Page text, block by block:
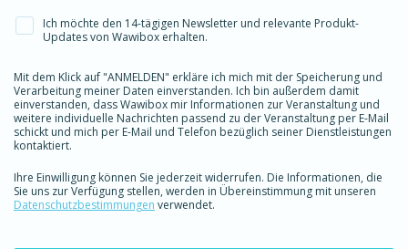
Ich möchte den 14-tägigen Newsletter und relevante Produkt-
Updates von Wawibox erhalten.
Mit dem Klick auf "ANMELDEN" erkläre ich mich mit der Speicherung und
Verarbeitung meiner Daten einverstanden. Ich bin außerdem damit
einverstanden, dass Wawibox mir Informationen zur Veranstaltung und
weitere individuelle Nachrichten passend zu der Veranstaltung per E-Mail
schickt und mich per E-Mail und Telefon bezüglich seiner Dienstleistungen
kontaktiert.
Ihre Einwilligung können Sie jederzeit widerrufen. Die Informationen, die
Sie uns zur Verfügung stellen, werden in Übereinstimmung mit unseren
Datenschutzbestimmungen verwendet.